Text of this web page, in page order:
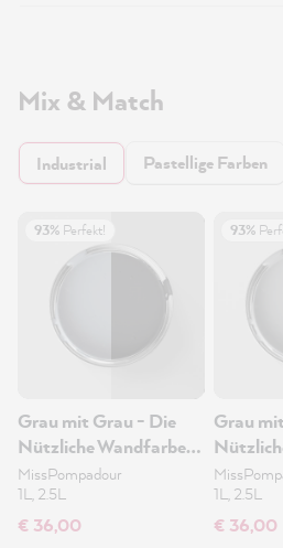
Mix & Match
Industrial Pastellige Farben
93% Perfekt!
Grau mit Grau - Die
Nützliche Wandfarbe
1L
MissPompadour
1L, 2.5L
€ 36,00
93%
Grau
1L
1L, 2.5L
€ 36,00